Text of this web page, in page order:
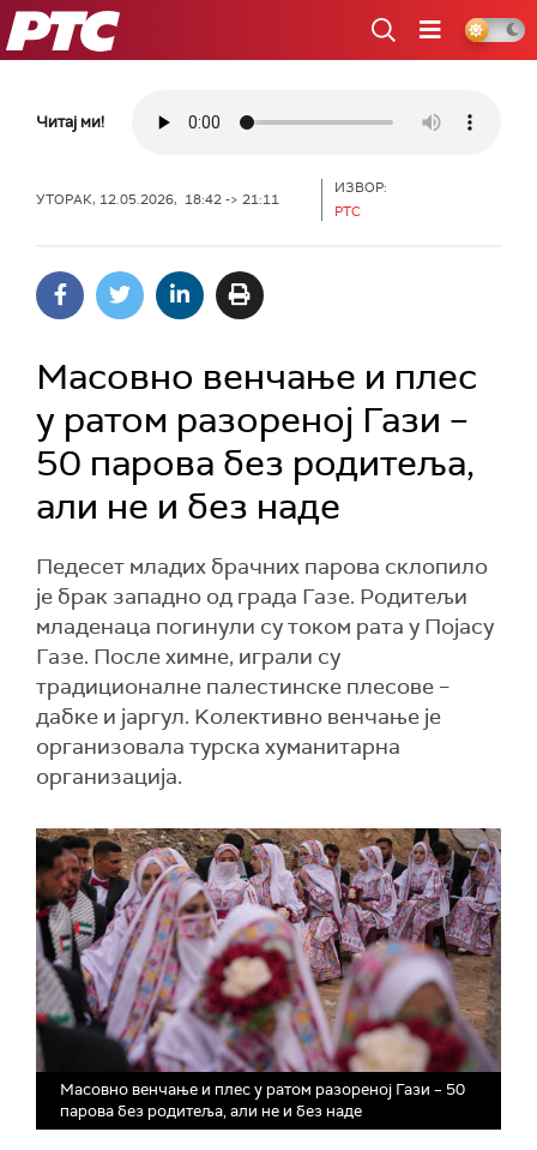
РТС
Читај ми!
УТОРАК, 12.05.2026, 18:42 -> 21:11
ИЗВОР:
РТС
Масовно венчање и плес
у ратом разореној Гази –
50 парова без родитеља,
али не и без наде
Педесет младих брачних парова склопило
је брак западно од града Газе. Родитељи
младенаца погинули су током рата у Појасу
Газе. После химне, играли су
традиционалне палестинске плесове –
дабке и јаргул. Kолективно венчање је
организовала турска хуманитарна
организација.
Масовно венчање и плес у ратом разореној Гази – 50
парова без родитеља, али не и без наде